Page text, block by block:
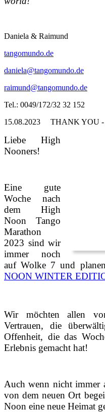
Daniela & Raimund
tangomundo.de
daniela@tangomundo.de
raimund@tangomundo.de
Tel.: 0049/172/32 32 152
15.08.2023
THANK YOU -
Liebe High
Nooners!
Eine gute
Woche nach
dem High
Noon Tango
Marathon
2023 sind wir
immer noch
auf Wolke 7 und
NOON WINTER
Wir möchten allen
Vertrauen, die
Offenheit, die das
Erlebnis gemacht hat!
Auch wenn nicht immer
von dem neuen Ort
Noon eine neue Heimat